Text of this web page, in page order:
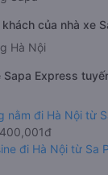
của nhà xe
Hà Nội
Express
nằm đi Hà Nội từ
đi Hà Nội từ Sa